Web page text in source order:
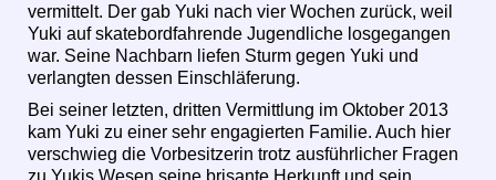
vermittelt. Der gab Yuki nach vier Wochen zurück, weil
Yuki auf skatebordfahrende Jugendliche losgegangen
war. Seine Nachbarn liefen Sturm gegen Yuki und
verlangten dessen Einschläferung.
Bei seiner letzten, dritten Vermittlung im Oktober 2013
kam Yuki zu einer sehr engagierten Familie. Auch hier
verschwieg die Vorbesitzerin trotz ausführlicher Fragen
zu Yukis Wesen seine brisante Herkunft und sein